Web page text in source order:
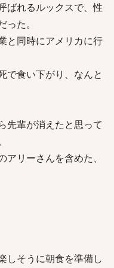
ばれるルックスで、性
た。
と同時にアメリカに行
で食い下がり、なんと
先輩が消えたと思って
リーさんを含めた、
しそうに朝食を準備し